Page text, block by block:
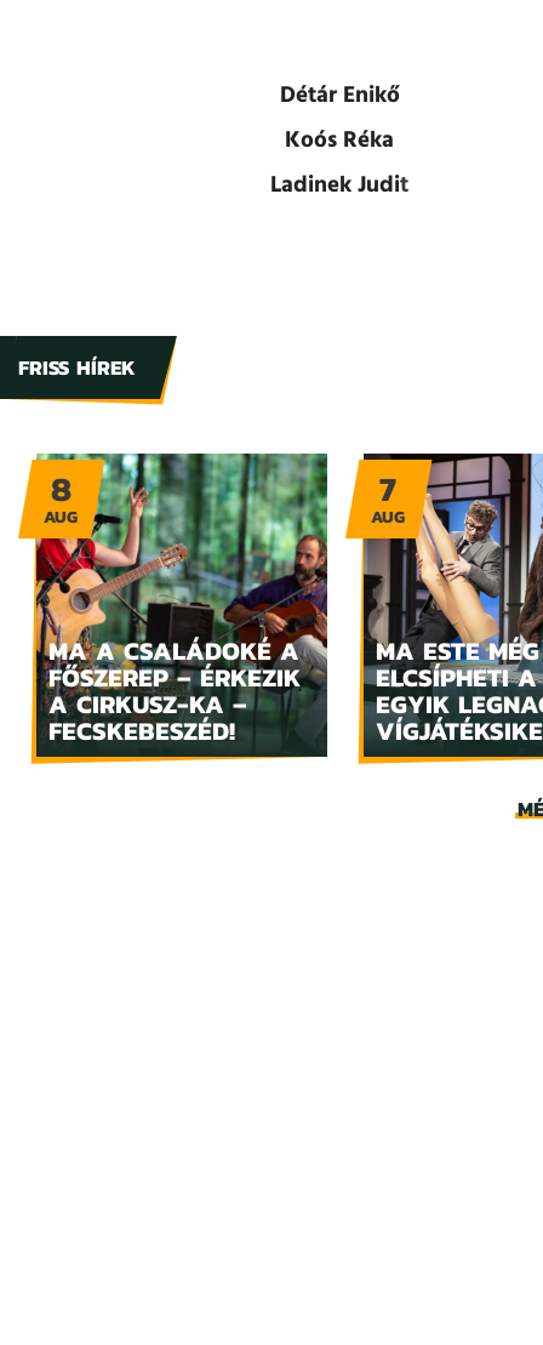
Détár Enikő
Koós Réka
Ladinek Judit
FRISS HÍREK
MA A CSALÁDOKÉ A
FŐSZEREP – ÉRKEZIK
A CIRKUSZ-KA –
FECSKEBESZÉD!
8
AUG
MA ESTE MÉG
ELCSÍPHETI
EGYIK
7
AUG